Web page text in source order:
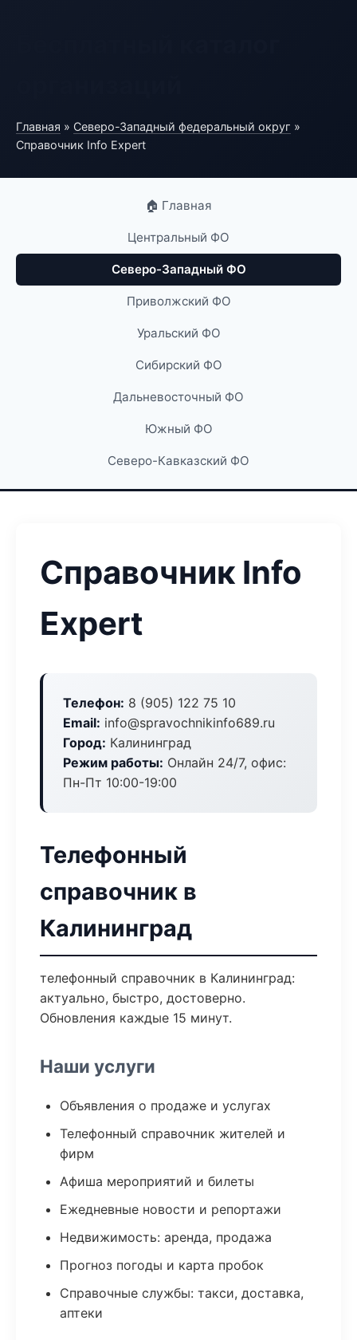
Главная » Северо-Западный федеральный округ »
Справочник Info Expert
🏠 Главная
Центральный ФО
Северо-Западный ФО
Приволжский ФО
Уральский ФО
Сибирский ФО
Дальневосточный ФО
Южный ФО
Северо-Кавказский ФО
Справочник Info
Expert
Телефон: 8 (905) 122 75 10
Email: info@spravochnikinfo689.ru
Город: Калининград
Режим работы: Онлайн 24/7, офис:
Пн-Пт 10:00-19:00
Телефонный
справочник в
Калининград
телефонный справочник в Калининград:
актуально, быстро, достоверно.
Обновления каждые 15 минут.
Наши услуги
Объявления о продаже и услугах
Телефонный справочник жителей и
фирм
Афиша мероприятий и билеты
Ежедневные новости и репортажи
Недвижимость: аренда, продажа
Прогноз погоды и карта пробок
Справочные службы: такси, доставка,
аптеки